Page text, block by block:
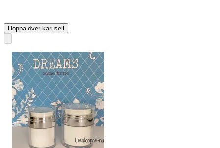
Hoppa över karusell